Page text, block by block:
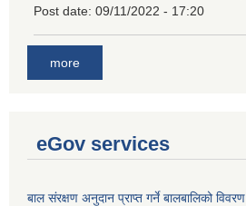
Post date: 09/11/2022 - 17:20
more
eGov services
बाल संरक्षण अनुदान प्राप्त गर्ने बालबालिको विवरण